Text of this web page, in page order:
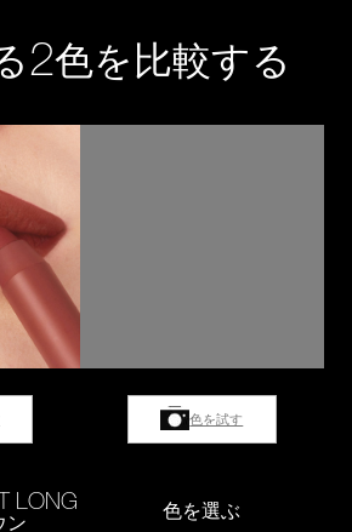
2色を比較する
LONG
ン
色を試す
色を選ぶ